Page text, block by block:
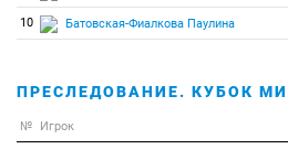
10 Батовская-Фиалкова Паулина
ПРЕСЛЕДОВАНИЕ. КУБОК
№ Игрок